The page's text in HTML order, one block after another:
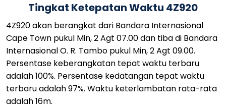
Tingkat Ketepatan Waktu 4Z920
4Z920 akan berangkat dari Bandara Internasional
Cape Town pukul Min, 2 Agt 07.00 dan tiba di Bandara
Internasional O. R. Tambo pukul Min, 2 Agt 09.00.
Persentase keberangkatan tepat waktu terbaru
adalah 100%. Persentase kedatangan tepat waktu
terbaru adalah 97%. Waktu keterlambatan rata-rata
adalah 16m.